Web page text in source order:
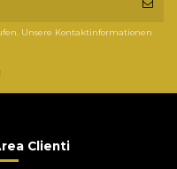
Unsere Kontaktinformationen
Clienti